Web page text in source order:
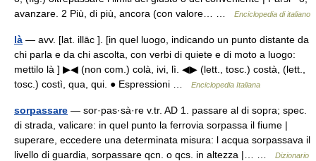
avanzare. 2 Più, di più, ancora (con valore… …
Enciclopedia di italiano
là — avv. [lat. illāc ]. [in quel luogo, indicando un punto distante da
chi parla e da chi ascolta, con verbi di quiete e di moto a luogo:
mettilo là ] ▶◀ (non com.) colà, ivi, lì. ◀▶ (lett., tosc.) costà, (lett.,
tosc.) costì, qua, qui. ● Espressioni …
Enciclopedia Italiana
sorpassare — sor·pas·sà·re v.tr. AD 1. passare al di sopra; spec.
di strada, valicare: in quel punto la ferrovia sorpassa il fiume |
superare, eccedere una determinata misura: l acqua sorpassava il
livello di guardia, sorpassare qcn. o qcs. in altezza |… …
Dizionario